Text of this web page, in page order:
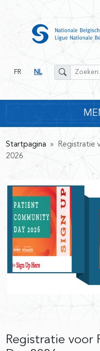
FR NL
Startpagina » Registratie
2026
Registratie voor